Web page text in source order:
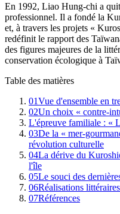
En 1992, Liao Hung-chi a
professionnel. Il a fondé la
et, à travers les projets «
redéfinit le rapport des
des figures majeures de la
conservation écologique à
Table des matières
01Vue d'ensemble en
02Un choix « contre-
L'épreuve familiale : «
03De la « mer-
révolution culturelle
04La dérive du
l'île
05Le souci des
06Réalisations
07Références